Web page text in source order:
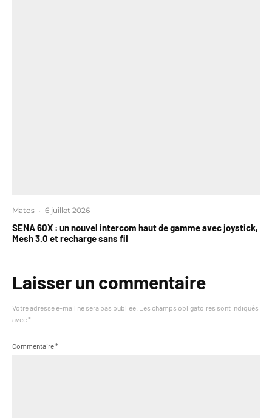
Matos · 6 juillet 2026
SENA 60X : un nouvel intercom haut de gamme avec joystick,
Mesh 3.0 et recharge sans fil
Laisser un commentaire
Votre adresse e-mail ne sera pas publiée. Les champs obligatoires sont indiqués
avec *
Commentaire*